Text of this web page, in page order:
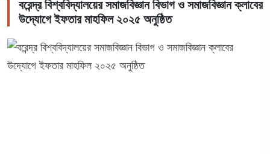
বরেন্দ্র বিশ্ববিদ্যালয়ের সমাজবিজ্ঞান বিভাগ ও সমাজবিজ্ঞান ক্লাবের
উদ্যোগে ইফতার মাহফিল ২০২৫ অনুষ্ঠিত